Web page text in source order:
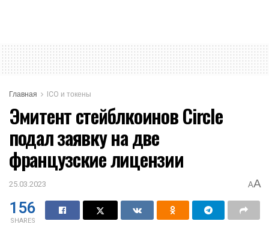
Главная ICO и токены
Эмитент стейблкоинов Circle
подал заявку на две
французские лицензии
25.03.2023 AA
156
SHARES